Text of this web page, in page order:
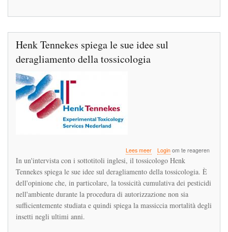
Henk Tennekes spiega le sue idee sul
deragliamento della tossicologia
Lees meerover
Henk
Tennekes
spiega
le
sue
sul
Loginom te reageren
In un'intervista con i sottotitoli inglesi, il tossicologo Henk
Tennekes spiega le sue idee sul deragliamento della tossicologia. È
dell'opinione che, in particolare, la tossicità cumulativa dei pesticidi
nell'ambiente durante la procedura di autorizzazione non sia
sufficientemente studiata e quindi spiega la massiccia mortalità degli
insetti negli ultimi anni.